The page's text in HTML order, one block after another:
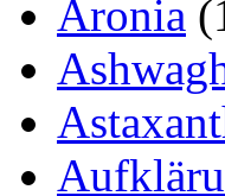
Aronia